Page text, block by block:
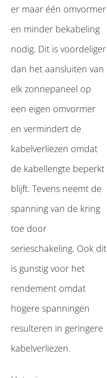
er maar één omvormer
en minder bekabeling
nodig. Dit is voordeliger
dan het aansluiten van
elk zonnepaneel op
een eigen omvormer
en vermindert de
kabelverliezen omdat
de kabellengte beperkt
blijft. Tevens neemt de
spanning van de kring
toe door
serieschakeling. Ook dit
is gunstig voor het
rendement omdat
hogere spanningen
resulteren in geringere
kabelverliezen.